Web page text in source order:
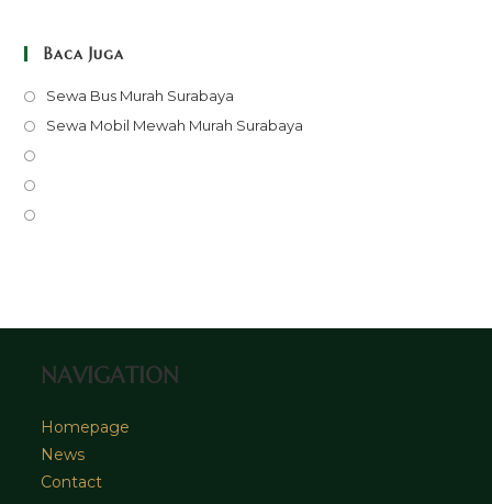
Baca Juga
Sewa Bus Murah Surabaya
in
Sewa Mobil Mewah Murah Surabaya
tab
NAVIGATION
Homepage
News
Contact